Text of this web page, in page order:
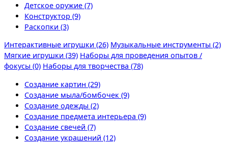
Детское оружие (7)
Конструктор (9)
Раскопки (3)
Интерактивные игрушки (26) Музыкальные инструменты (2)
Мягкие игрушки (39) Наборы для проведения опытов /
фокусы (0) Наборы для творчества (78)
Создание картин (29)
Создание мыла/бомбочек (9)
Создание одежды (2)
Создание предмета интерьера (9)
Создание свечей (7)
Создание украшений (12)